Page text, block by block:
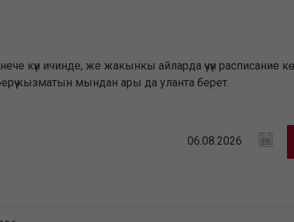
ичинде, же жакынкы айларда үчүн расписание
кызматын мындан ары да уланта берет.